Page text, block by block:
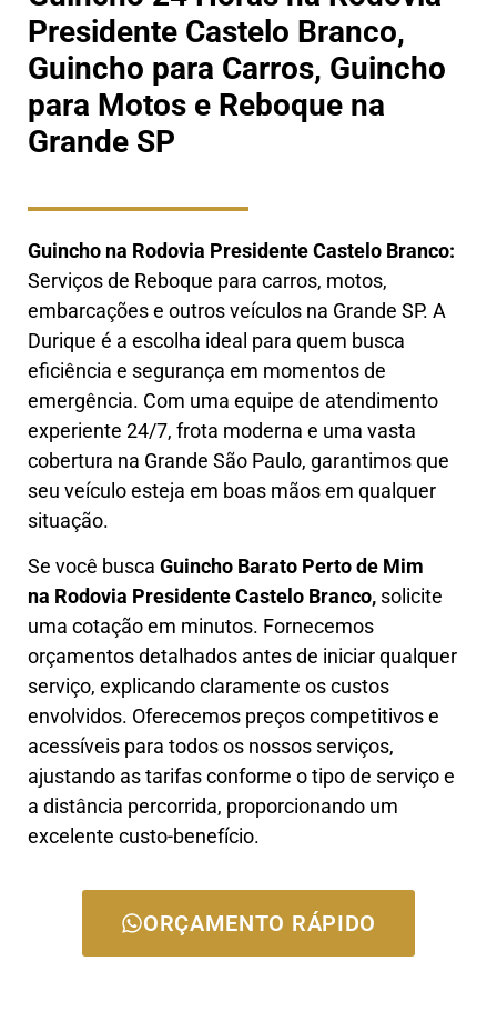
Presidente Castelo Branco,
Guincho para Carros, Guincho
para Motos e Reboque na
Grande SP
Guincho na Rodovia Presidente Castelo Branco:
Serviços de Reboque para carros, motos,
embarcações e outros veículos na Grande SP. A
Durique é a escolha ideal para quem busca
eficiência e segurança em momentos de
emergência. Com uma equipe de atendimento
experiente 24/7, frota moderna e uma vasta
cobertura na Grande São Paulo, garantimos que
seu veículo esteja em boas mãos em qualquer
situação.
Se você busca Guincho Barato Perto de Mim
na Rodovia Presidente Castelo Branco, solicite
uma cotação em minutos. Fornecemos
orçamentos detalhados antes de iniciar qualquer
serviço, explicando claramente os custos
envolvidos. Oferecemos preços competitivos e
acessíveis para todos os nossos serviços,
ajustando as tarifas conforme o tipo de serviço e
a distância percorrida, proporcionando um
excelente custo-benefício.
ORÇAMENTO RÁPIDO